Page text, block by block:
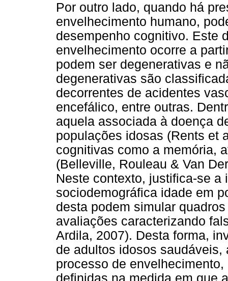
Por outro lado, quando há
envelhecimento humano,
desempenho cognitivo. Este
envelhecimento ocorre a
podem ser degenerativas e
degenerativas são
decorrentes de acidentes
encefálico, entre outras.
aquela associada à doença
populações idosas (Rents et
cognitivas como a memória,
(Belleville, Rouleau & Van
Neste contexto, justifica-se
sociodemográfica idade em
desta podem simular
avaliações caracterizando
Ardila, 2007). Desta forma,
de adultos idosos
processo de